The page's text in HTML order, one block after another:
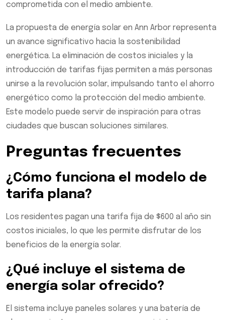
comprometida con el medio ambiente.
La propuesta de energía solar en Ann Arbor representa
un avance significativo hacia la sostenibilidad
energética. La eliminación de costos iniciales y la
introducción de tarifas fijas permiten a más personas
unirse a la revolución solar, impulsando tanto el ahorro
energético como la protección del medio ambiente.
Este modelo puede servir de inspiración para otras
ciudades que buscan soluciones similares.
Preguntas frecuentes
¿Cómo funciona el modelo de
tarifa plana?
Los residentes pagan una tarifa fija de $600 al año sin
costos iniciales, lo que les permite disfrutar de los
beneficios de la energía solar.
¿Qué incluye el sistema de
energía solar ofrecido?
El sistema incluye paneles solares y una batería de